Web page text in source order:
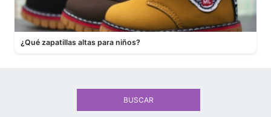
¿Qué zapatillas altas para niños?
BUSCAR